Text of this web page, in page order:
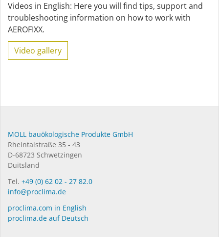
Videos in English: Here you will find tips, support and
troubleshooting information on how to work with
AEROFIXX.
Video gallery
MOLL bauökologische Produkte GmbH
Rheintalstraße 35 - 43
D-68723 Schwetzingen
Duitsland
Tel. +49 (0) 62 02 - 27 82.0
info@proclima.de
proclima.com in English
proclima.de auf Deutsch